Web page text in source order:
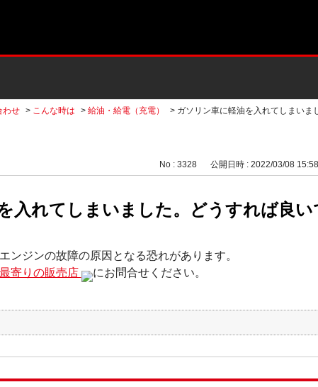
わせ > こんな時は > 給油・給電（充電） > ガソリン車に軽油を入れてしまいま
No : 3328 公開日時 : 2022/03/08 15:58
入れてしまいました。どうすれば良
ンジンの故障の原因となる恐れがあります。
最寄りの販売店 にお問合せください。